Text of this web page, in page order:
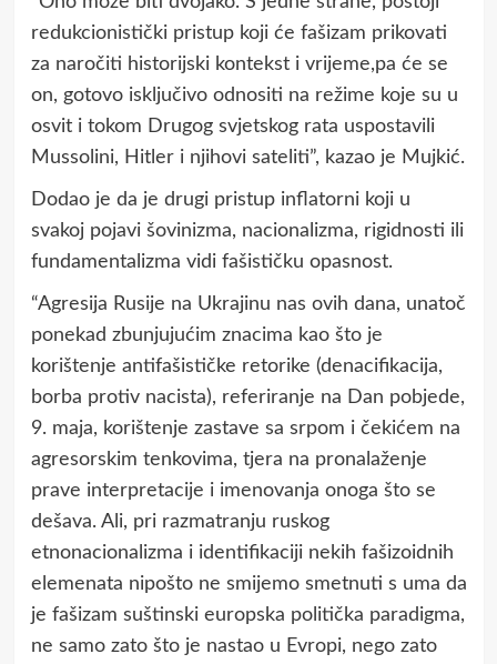
redukcionistički pristup koji će fašizam prikovati
za naročiti historijski kontekst i vrijeme,pa će se
on, gotovo isključivo odnositi na režime koje su u
osvit i tokom Drugog svjetskog rata uspostavili
Mussolini, Hitler i njihovi sateliti”, kazao je Mujkić.
Dodao je da je drugi pristup inflatorni koji u
svakoj pojavi šovinizma, nacionalizma, rigidnosti ili
fundamentalizma vidi fašističku opasnost.
“Agresija Rusije na Ukrajinu nas ovih dana, unatoč
ponekad zbunjujućim znacima kao što je
korištenje antifašističke retorike (denacifikacija,
borba protiv nacista), referiranje na Dan pobjede,
9. maja, korištenje zastave sa srpom i čekićem na
agresorskim tenkovima, tjera na pronalaženje
prave interpretacije i imenovanja onoga što se
dešava. Ali, pri razmatranju ruskog
etnonacionalizma i identifikaciji nekih fašizoidnih
elemenata nipošto ne smijemo smetnuti s uma da
je fašizam suštinski europska politička paradigma,
ne samo zato što je nastao u Evropi, nego zato